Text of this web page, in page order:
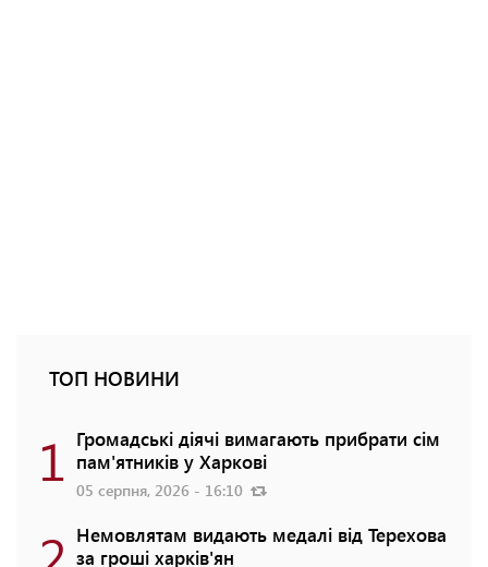
ТОП НОВИНИ
1 Громадські діячі вимагають прибрати сім
пам'ятників у Харкові
05 серпня, 2026 - 16:10
Немовлятам видають медалі від Терехова
за гроші харків'ян